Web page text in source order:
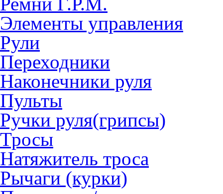
Элементы управления
Рули
Переходники
Наконечники руля
Пульты
Ручки руля(грипсы)
Тросы
Натяжитель троса
Рычаги (курки)